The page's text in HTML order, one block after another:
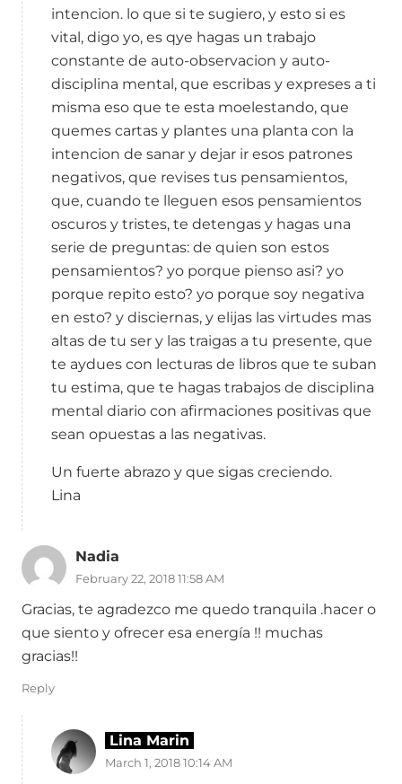
intencion. lo que si te sugiero, y esto si es
vital, digo yo, es qye hagas un trabajo
constante de auto-observacion y auto-
disciplina mental, que escribas y expreses a ti
misma eso que te esta moelestando, que
quemes cartas y plantes una planta con la
intencion de sanar y dejar ir esos patrones
negativos, que revises tus pensamientos,
que, cuando te lleguen esos pensamientos
oscuros y tristes, te detengas y hagas una
serie de preguntas: de quien son estos
pensamientos? yo porque pienso asi? yo
porque repito esto? yo porque soy negativa
en esto? y disciernas, y elijas las virtudes mas
altas de tu ser y las traigas a tu presente, que
te aydues con lecturas de libros que te suban
tu estima, que te hagas trabajos de disciplina
mental diario con afirmaciones positivas que
sean opuestas a las negativas.
Un fuerte abrazo y que sigas creciendo.
Lina
Nadia
February 22, 2018 11:58 AM
Gracias, te agradezco me quedo tranquila .hacer o
que siento y ofrecer esa energía !! muchas
gracias!!
Reply
Lina Marin
March 1, 2018 10:14 AM